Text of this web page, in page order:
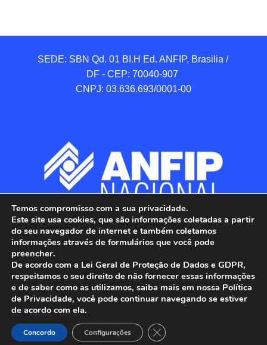
SEDE: SBN Qd. 01 BI.H Ed. ANFIP, Brasilia /
DF - CEP: 70040-907
CNPJ: 03.636.693/0001-00
ANFIP - Associação Nacional dos Auditores
Fiscais da Receita Federal do Brasil.
Todos os Direitos Reservados.
Temos compromisso com a sua privacidade.
Este site usa cookies, que são informações coletadas a partir
do seu navegador de internet e também coletamos
informações através de formulários que você pode
preencher.
De acordo com a Lei Geral de Proteção de Dados e GDPR,
respeitamos o seu direito de não fornecer essas informações
e de saber como as utilizamos, saiba mais em nossa Política
de Privacidade, você pode continuar navegando se estiver
de acordo com ela.
Concordo Configurações Close GDPR Cookie Banner